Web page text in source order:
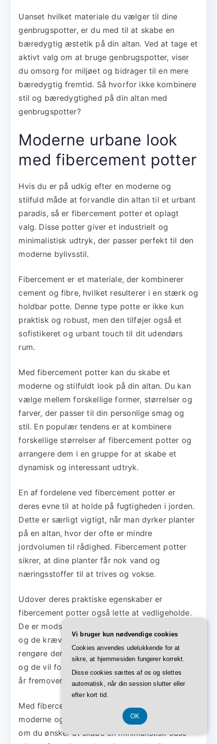
Uanset hvilket materiale du vælger til dine
genbrugspotter, er du med til at skabe en
bæredygtig æstetik på din altan. Ved at tage et
aktivt valg om at bruge genbrugspotter, viser
du omsorg for miljøet og bidrager til en mere
bæredygtig fremtid. Så hvorfor ikke kombinere
stil og bæredygtighed på din altan med
genbrugspotter?
Moderne urbane look
med fibercement potter
Hvis du er på udkig efter en moderne og
stilfuld måde at forvandle din altan til et urbant
paradis, så er fibercement potter et oplagt
valg. Disse potter giver et industrielt og
minimalistisk udtryk, der passer perfekt til den
moderne bylivsstil.
Fibercement er et materiale, der kombinerer
cement og fibre, hvilket resulterer i en stærk og
holdbar potte. Denne type potte er ikke kun
praktisk og robust, men den tilføjer også et
sofistikeret og urbant touch til dit udendørs
rum.
Med fibercement potter kan du skabe et
moderne og stilfuldt look på din altan. Du kan
vælge mellem forskellige former, størrelser og
farver, der passer til din personlige smag og
stil. En populær tendens er at kombinere
forskellige størrelser af fibercement potter og
arrangere dem i en gruppe for at skabe et
dynamisk og interessant udtryk.
En af fordelene ved fibercement potter er
deres evne til at holde på fugtigheden i jorden.
Dette er særligt vigtigt, når man dyrker planter
på en altan, hvor der ofte er mindre
jordvolumen til rådighed. Fibercement potter
sikrer, at dine planter får nok vand og
næringsstoffer til at trives og vokse.
Udover deres praktiske egenskaber er
fibercement potter også lette at vedligeholde.
De er modstandsdygtige over for vejr og vind,
og de kræver minimal pleje. Du kan nemt
rengøre dem med en fugtig klud eller børste,
og de vil forblive smukke og elegante i mange
år fremover.
Med fibercement potter kan du skabe et
moderne og urbant look på din altan. Uanset
om du ønsker at skabe en minimalistisk oase
Vi bruger kun nødvendige cookies
Cookies anvendes udelukkende for at
sikre, at hjemmesiden fungerer korrekt.
Disse cookies sættes af os og slettes
automatisk, når din session slutter eller
efter kort tid.
OK